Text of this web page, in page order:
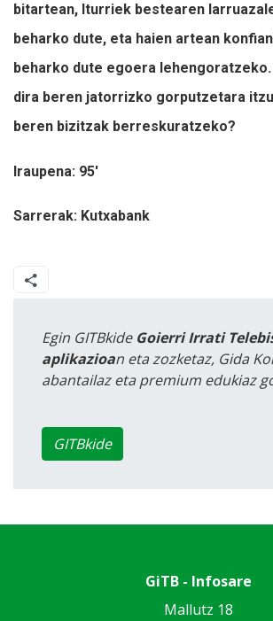
bitartean, Iturriek bestearen
beharko dute, eta haien artean
beharko dute egoera lehengoratzeko.
dira beren jatorrizko gorputzetara
beren bizitzak berreskuratzeko?
Iraupena: 95'
Sarrerak: Kutxabank
Egin GITBkide Goierri Irrati
aplikazioan eta zozketaz, Gida
abantailaz eta premium edukiaz
GITBkide
GiTB - Infosare
Mallutz 18